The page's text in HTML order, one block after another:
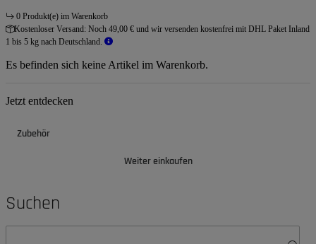
0 Produkt(e) im Warenkorb
Kostenloser Versand: Noch 49,00 € und wir versenden kostenfrei mit DHL Paket Inland
1 bis 5 kg nach Deutschland.
Es befinden sich keine Artikel im Warenkorb.
Jetzt entdecken
Zubehör
Weiter einkaufen
Suchen